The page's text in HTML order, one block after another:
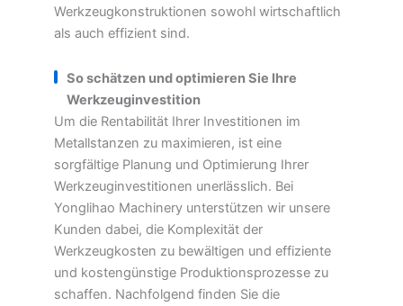
Werkzeugkonstruktionen sowohl wirtschaftlich
als auch effizient sind.
So schätzen und optimieren Sie Ihre
Werkzeuginvestition
Um die Rentabilität Ihrer Investitionen im
Metallstanzen zu maximieren, ist eine
sorgfältige Planung und Optimierung Ihrer
Werkzeuginvestitionen unerlässlich. Bei
Yonglihao Machinery unterstützen wir unsere
Kunden dabei, die Komplexität der
Werkzeugkosten zu bewältigen und effiziente
und kostengünstige Produktionsprozesse zu
schaffen. Nachfolgend finden Sie die